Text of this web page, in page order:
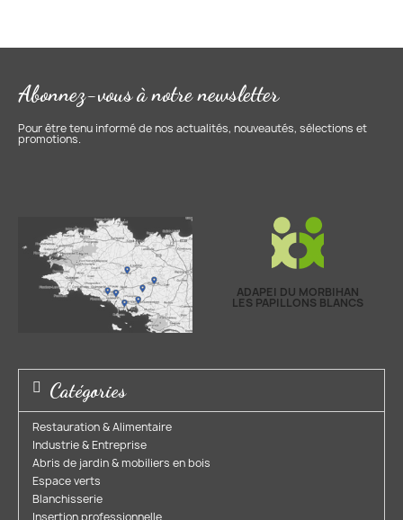
Abonnez-vous à notre newsletter
Pour être tenu informé de nos actualités, nouveautés, sélections et
promotions.
ADAPEI DU MORBIHAN
LES PAPILLONS BLANCS
Catégories
Restauration & Alimentaire
Industrie & Entreprise​
Abris de jardin & mobiliers en bois​
Espace verts​
Blanchisserie​